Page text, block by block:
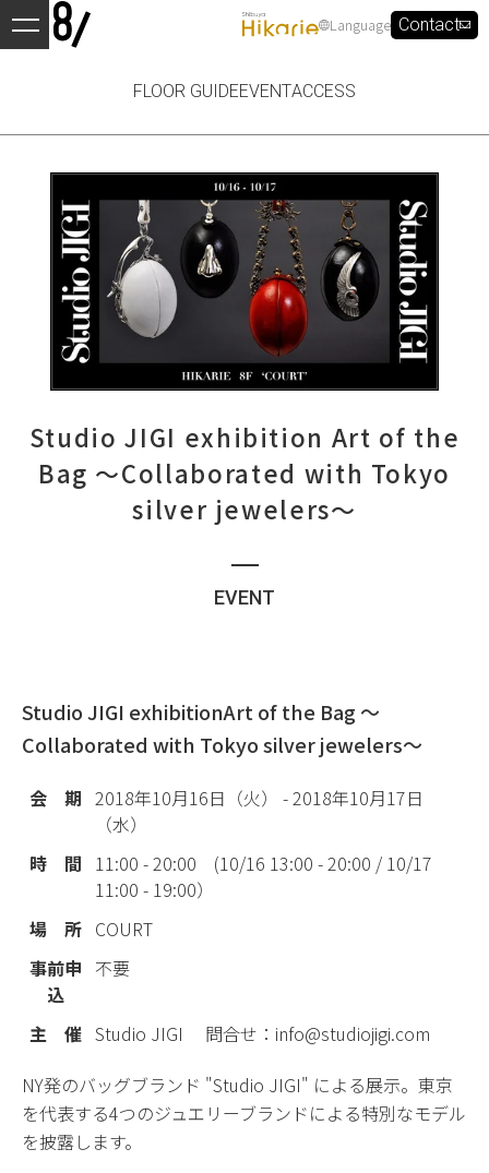
Language Contact
FLOOR GUIDEEVENTACCESS
Studio JIGI exhibition Art of the
Bag 〜Collaborated with Tokyo
silver jewelers〜
EVENT
Studio JIGI exhibitionArt of the Bag 〜
Collaborated with Tokyo silver jewelers〜
会 期 2018年10月16日（火） - 2018年10月17日
（水）
時 間 11:00 - 20:00 (10/16 13:00 - 20:00 / 10/17
11:00 - 19:00）
場 所 COURT
事前申
込
不要
主 催 Studio JIGI 問合せ：info@studiojigi.com
NY発のバッグブランド "Studio JIGI" による展示。東京
を代表する4つのジュエリーブランドによる特別なモデル
を披露します。